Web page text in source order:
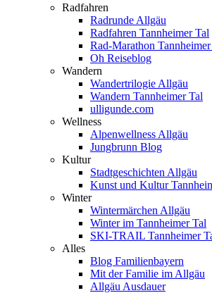
Radfahren
Radrunde Allgäu
Radfahren Tannheimer Tal
Rad-Marathon
Oh Reiseblog
Wandern
Wandertrilogie Allgäu
Wandern Tannheimer Tal
ulligunde.com
Wellness
Alpenwellness Allgäu
Jungbrunn Blog
Kultur
Stadtgeschichten Allgäu
Kunst und Kultur
Winter
Wintermärchen Allgäu
Winter im Tannheimer Tal
SKI-TRAIL Tannheimer
Alles
Blog Familienbayern
Mit der Familie im Allgäu
Allgäu Ausdauer